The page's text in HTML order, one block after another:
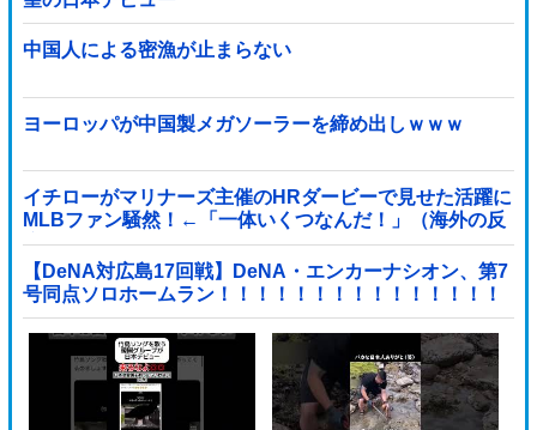
中国人による密漁が止まらない
ヨーロッパが中国製メガソーラーを締め出しｗｗｗ
イチローがマリナーズ主催のHRダービーで見せた活躍に
MLBファン騒然！←「一体いくつなんだ！」（海外の反
応）
【DeNA対広島17回戦】DeNA・エンカーナシオン、第7
号同点ソロホームラン！！！！！！！！！！！！！！！
他